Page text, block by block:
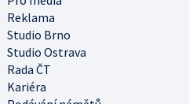
Reklama
Studio Brno
Studio Ostrava
Rada ČT
Kariéra